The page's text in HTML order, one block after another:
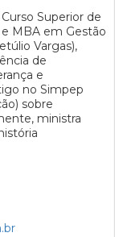
Superior de
MBA em Gestão
Vargas),
de
e
no Simpep
sobre
ministra